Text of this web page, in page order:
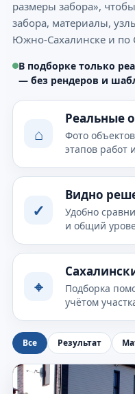
размеры забора»,
забора, материалы,
Южно-Сахалинске и по
В подборке только
— без рендеров и
⌂
Реальные
Фото
этапов работ
✓
Видно
Удобно
и общий
⌖
Подборка
учётом
Все Результат